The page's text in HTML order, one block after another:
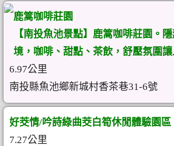
鹿篙咖啡莊園
【南投魚池景點】鹿篙咖啡莊園。
境，咖啡、甜點、茶飲，舒壓氛圍
6.97公里
南投縣魚池鄉新城村香茶巷31-6號
好茭情/吟詩綠曲茭白筍休閒體驗園區
7.27公里